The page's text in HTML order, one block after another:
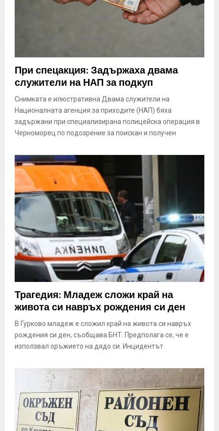
При спецакция: Задържаха двама
служители на НАП за подкуп
Снимката е илюстративна Двама служители на
Националната агенция за приходите (НАП) бяха
задържани при специализирана полицейска операция в
Черноморец по подозрение за поискан и получен
Трагедия: Младеж сложи край на
живота си навръх рождения си ден
В Гурково младеж е сложил край на живота си навръх
рождения си ден, съобщава БНТ. Предполага се, че е
използвал оръжието на дядо си. Инцидентът